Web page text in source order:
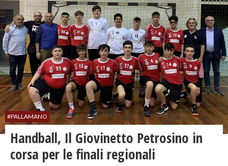
#PALLAMANO
Handball, Il Giovinetto Petrosino in
corsa per le finali regionali